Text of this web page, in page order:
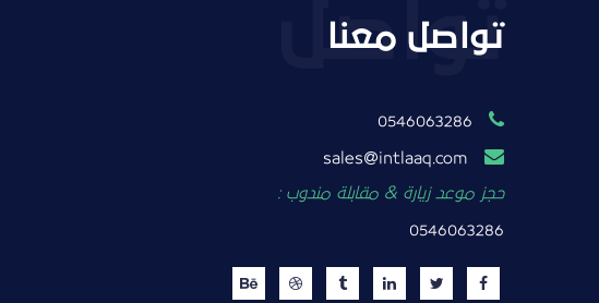
تواصل معنا
0546063286
intlaaq.com
حجز موعد زيارة & مقابلة مندوب :
0546063286